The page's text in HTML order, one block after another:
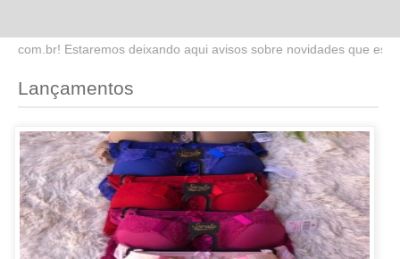
aqui avisos sobre novidades que estaremos lançando no site.
Lançamentos